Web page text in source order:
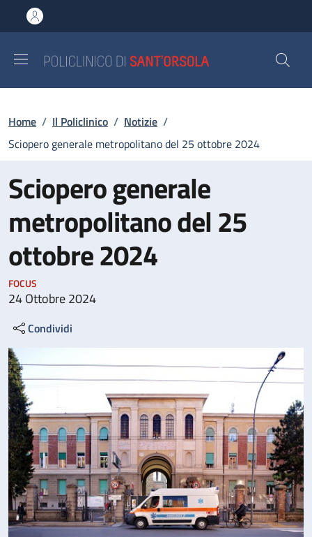
al contenuto principale
to footer content
Briciole di pane
Home / Il Policlinico / Notizie /
Sciopero generale metropolitano del 25 ottobre 2024
Sciopero generale
metropolitano del 25
ottobre 2024
FOCUS
24 Ottobre 2024
Condividi